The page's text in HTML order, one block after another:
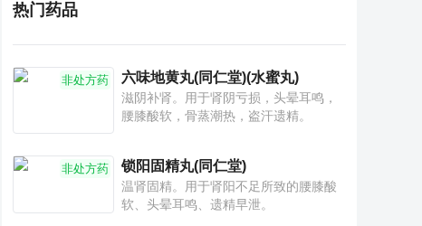
热门药品
非处方药 六味地黄丸(同仁堂)(水蜜丸)
滋阴补肾。用于肾阴亏损，头晕耳鸣，
腰膝酸软，骨蒸潮热，盗汗遗精。
非处方药 锁阳固精丸(同仁堂)
温肾固精。用于肾阳不足所致的腰膝酸
软、头晕耳鸣、遗精早泄。